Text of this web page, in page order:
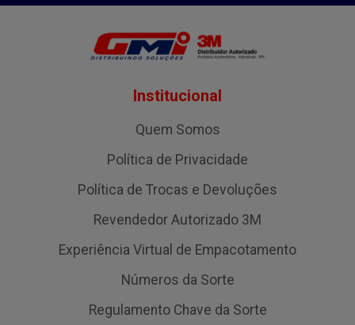
Institucional
Quem Somos
Política de Privacidade
Política de Trocas e Devoluções
Revendedor Autorizado 3M
Experiência Virtual de Empacotamento
Números da Sorte
Regulamento Chave da Sorte